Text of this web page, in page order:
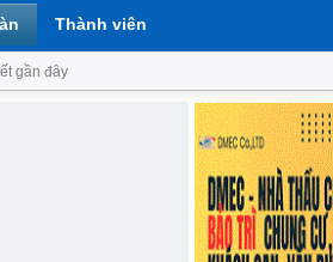
gần đây
Thành viên